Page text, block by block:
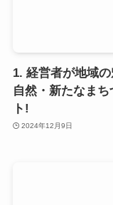
1. 経営者が地域
自然・新たなま
ト!
2024年12月9日